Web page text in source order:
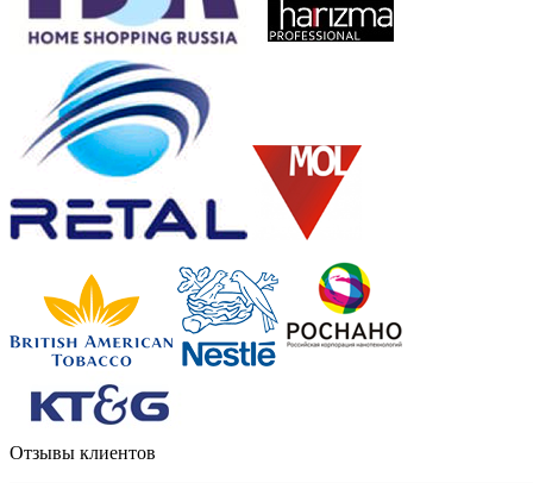
Отзывы клиентов